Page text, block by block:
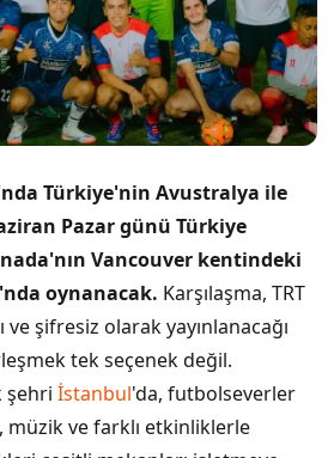
Türkiye'nin Avustralya ile
Pazar günü Türkiye
Vancouver kentindeki
oynanacak. Karşılaşma, TRT
ve şifresiz olarak yayınlanacağı
tek seçenek değil.
şehri İstanbul'da, futbolseverler
müzik ve farklı etkinliklerle